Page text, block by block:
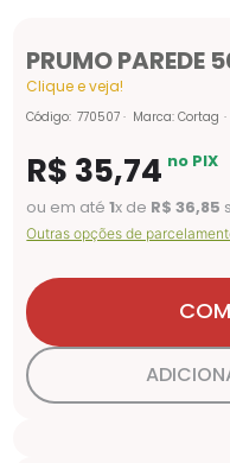
PRUMO PAREDE
Clique e veja!
Código: 770507 Marca:Cortag
R$ 35,74 no PIX
ou em até1x de R$ 36,85
Outras opções de